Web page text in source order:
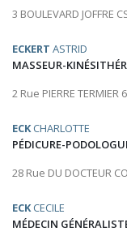
3 BOULEVARD JOFFRE
ECKERT ASTRID
MASSEUR-
2 Rue PIERRE
ECKCHARLOTTE
PÉDICURE-
28 Rue DU DOCTEUR
ECKCECILE
MÉDECIN